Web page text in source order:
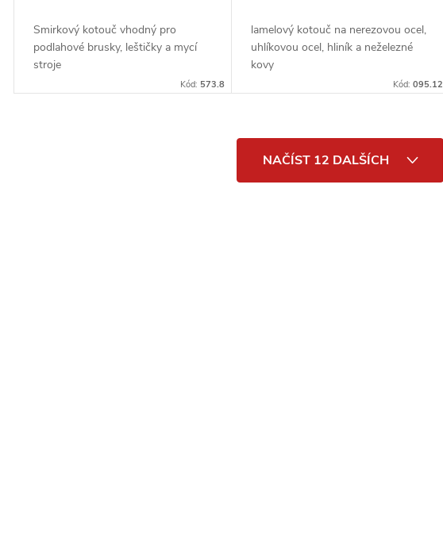
Smirkový kotouč vhodný pro
podlahové brusky, leštičky a mycí
stroje
Kód: 573.8
lamelový kotouč na nerezovou ocel,
uhlíkovou ocel, hliník a neželezné
kovy
Kód: 095.12
NAČÍST 12 DALŠÍCH